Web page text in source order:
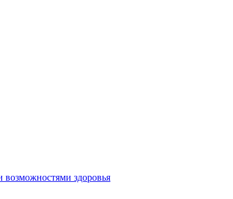
возможностями здоровья